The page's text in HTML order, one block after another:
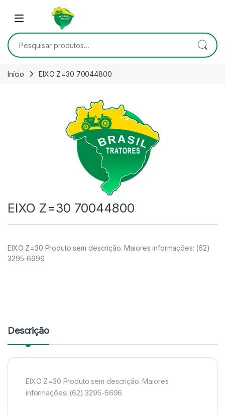
Skip to navigation
Open
Pesquisar por:
Início EIXO Z=30 70044800
EIXO Z=30 70044800
EIXO Z=30 Produto sem descrição. Maiores informações: (62)
3295-6696
Descrição
EIXO Z=30 Produto sem descrição. Maiores
informações: (62) 3295-6696